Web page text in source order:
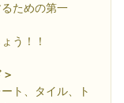
ための第一
う！！
ト、タイル、ト